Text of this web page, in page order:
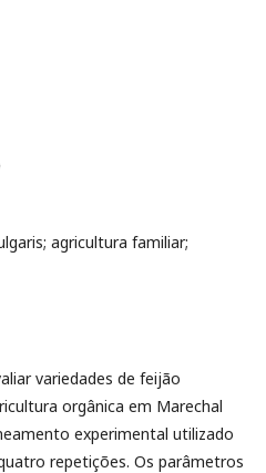
agricultura familiar;
variedades de feijão
orgânica em Marechal
experimental utilizado
repetições. Os parâmetros